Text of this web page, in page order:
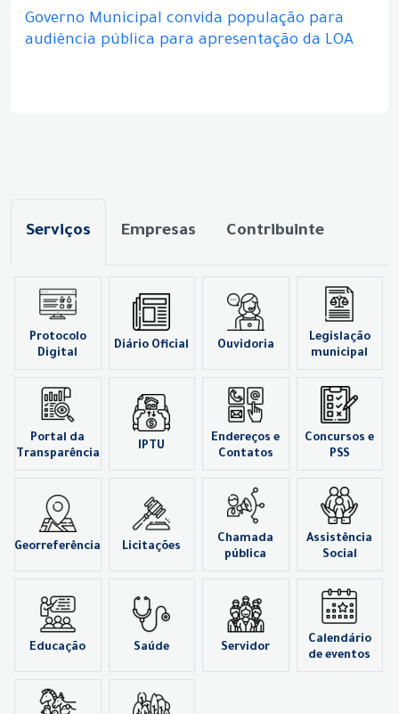
Governo Municipal convida população para
audiência pública para apresentação da LOA
Serviços Empresas Contribuinte
Protocolo
Digital
Diário Oficial Ouvidoria
Legislação
municipal
Portal da
Transparência
IPTU
Endereços e
Contatos
Concursos e
PSS
Georreferência Licitações
Chamada
pública
Assistência
Social
Educação Saúde Servidor
Calendário
de eventos